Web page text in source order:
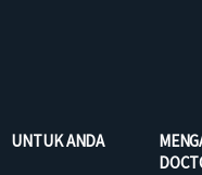
UNTUK ANDA